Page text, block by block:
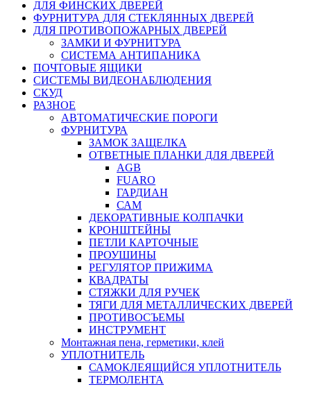
ДЛЯ ФИНСКИХ ДВЕРЕЙ
ФУРНИТУРА ДЛЯ СТЕКЛЯННЫХ ДВЕРЕЙ
ДЛЯ ПРОТИВОПОЖАРНЫХ ДВЕРЕЙ
ЗАМКИ И ФУРНИТУРА
СИСТЕМА АНТИПАНИКА
ПОЧТОВЫЕ ЯЩИКИ
СИСТЕМЫ ВИДЕОНАБЛЮДЕНИЯ
СКУД
РАЗНОЕ
АВТОМАТИЧЕСКИЕ ПОРОГИ
ФУРНИТУРА
ЗАМОК ЗАЩЕЛКА
ОТВЕТНЫЕ ПЛАНКИ ДЛЯ ДВЕРЕЙ
AGB
FUARO
ГАРДИАН
САМ
ДЕКОРАТИВНЫЕ КОЛПАЧКИ
КРОНШТЕЙНЫ
ПЕТЛИ КАРТОЧНЫЕ
ПРОУШИНЫ
РЕГУЛЯТОР ПРИЖИМА
КВАДРАТЫ
СТЯЖКИ ДЛЯ РУЧЕК
ТЯГИ ДЛЯ МЕТАЛЛИЧЕСКИХ ДВЕРЕЙ
ПРОТИВОСЪЕМЫ
ИНСТРУМЕНТ
Монтажная пена, герметики, клей
УПЛОТНИТЕЛЬ
САМОКЛЕЯЩИЙСЯ УПЛОТНИТЕЛЬ
ТЕРМОЛЕНТА